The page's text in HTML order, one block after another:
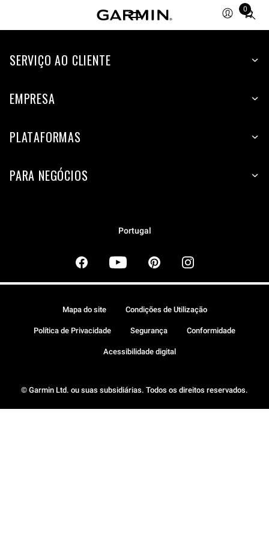
0
Total
items
cart:
SERVIÇO AO CLIENTE
EMPRESA
PLATAFORMAS
PARA NEGÓCIOS
Portugal
© Garmin Ltd. ou suas subsidiárias. Todos os direitos reservados.
Mapa do site Condições de Utilização
Política de Privacidade Segurança Conformidade
Acessibilidade digital